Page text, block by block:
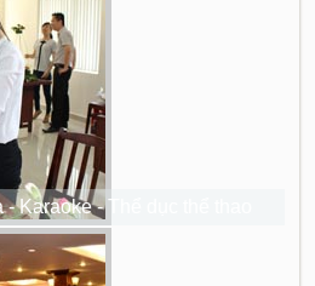
Karaoke - Thể dục thể thao